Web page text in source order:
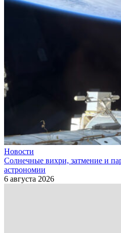
Новости
Солнечные вихри, затмение и
астрономии
6 августа 2026